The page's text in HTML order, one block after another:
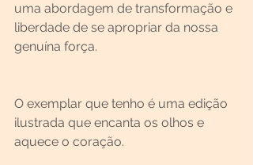
uma abordagem de transformação e
liberdade de se apropriar da nossa
genuína força.
O exemplar que tenho é uma edição
ilustrada que encanta os olhos e
aquece o coração.